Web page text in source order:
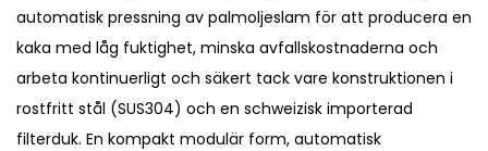
automatisk pressning av palmoljeslam för att producera en
kaka med låg fuktighet, minska avfallskostnaderna och
arbeta kontinuerligt och säkert tack vare konstruktionen i
rostfritt stål (SUS304) och en schweizisk importerad
filterduk. En kompakt modulär form, automatisk